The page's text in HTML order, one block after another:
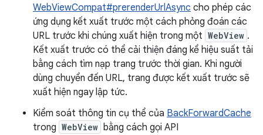
WebViewCompat#prerenderUrlAsync cho phép các
ứng dụng kết xuất trước một cách phỏng đoán các
URL trước khi chúng xuất hiện trong một WebView .
Kết xuất trước có thể cải thiện đáng kể hiệu suất tải
bằng cách tìm nạp trang trước thời gian. Khi người
dùng chuyển đến URL, trang được kết xuất trước sẽ
xuất hiện ngay lập tức.
Kiểm soát thông tin cụ thể của BackForwardCache
trong WebView bằng cách gọi API